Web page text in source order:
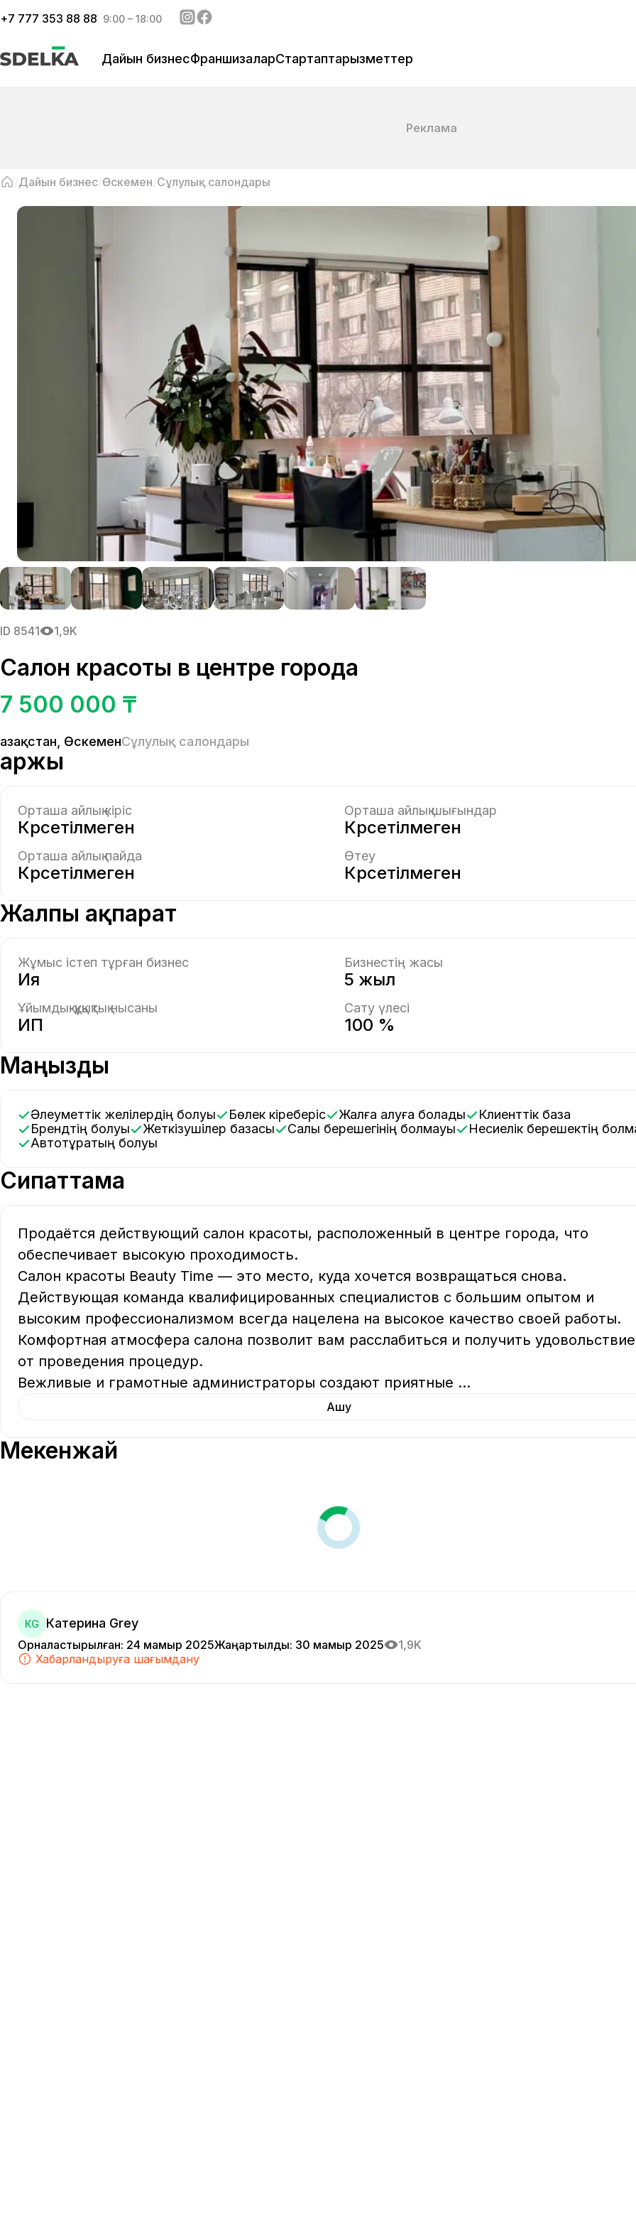
+7 777 353 88 88 9:00 – 18:00
Дайын бизнесФраншизаларСтартаптарҚызметтер
Реклама
Дайын бизнес Өскемен Сұлулық салондары
ID 8541 1,9K
Салон красоты в центре города
7 500 000 ₸
Қазақстан ӨскеменСұлулық салондары
Қаржы
Орташа айлық кіріс
Көрсетілмеген
Орташа айлық шығындар
Көрсетілмеген
Орташа айлық пайда
Көрсетілмеген
Өтеу
Көрсетілмеген
Жалпы ақпарат
Жұмыс істеп тұрған бизнес
Ия
Бизнестің жасы
5 жыл
Ұйымдық-құқықтық нысаны
ИП
Сату үлесі
100 %
Маңызды
Әлеуметтік желілердің болуы Бөлек кіреберіс Жалға алуға болады
Клиенттік база
Брендтің болуы
Жеткізушілер базасы Салық берешегінің болмауы
Несиелік берешектің
Автотұрақтың болуы
Сипаттама
Продаётся действующий салон красоты, расположенный в центре города, что
обеспечивает высокую проходимость.
Салон красоты Beauty Time — это место, куда хочется возвращаться снова.
Действующая команда квалифицированных специалистов с большим опытом и
высоким профессионализмом всегда нацелена на высокое качество своей работы.
Комфортная атмосфера салона позволит вам расслабиться и получить
от проведения процедур.
Вежливые и грамотные администраторы создают приятные ...
Ашу
Мекенжай
КG Катерина Grey
Орналастырылған: 24 мамыр 2025Жаңартылды: 30 мамыр 2025
1,9K
Хабарландыруға шағымдану